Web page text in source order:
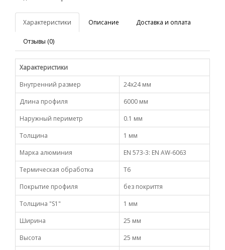
Характеристики Описание Доставка и оплата
Отзывы (0)
Характеристики
Внутренний размер
24х24 мм
Длина профиля
6000 мм
Наружный периметр
0.1 мм
Толщина
1 мм
Марка алюминия
EN 573-3: EN AW-6063
Термическая обработка
Т6
Покрытие профиля
без покриття
Толщина "S1"
1 мм
Ширина
25 мм
Высота
25 мм